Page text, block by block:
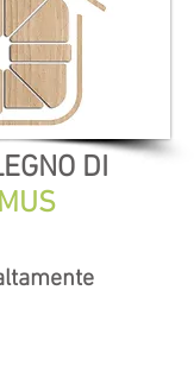
DI